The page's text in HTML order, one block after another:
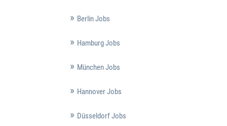
Berlin Jobs
Hamburg Jobs
München Jobs
Hannover Jobs
Düsseldorf Jobs